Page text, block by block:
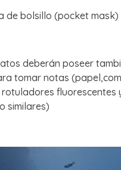
de bolsillo (pocket mask)
deberán poseer
tomar notas
fluorescentes
similares)